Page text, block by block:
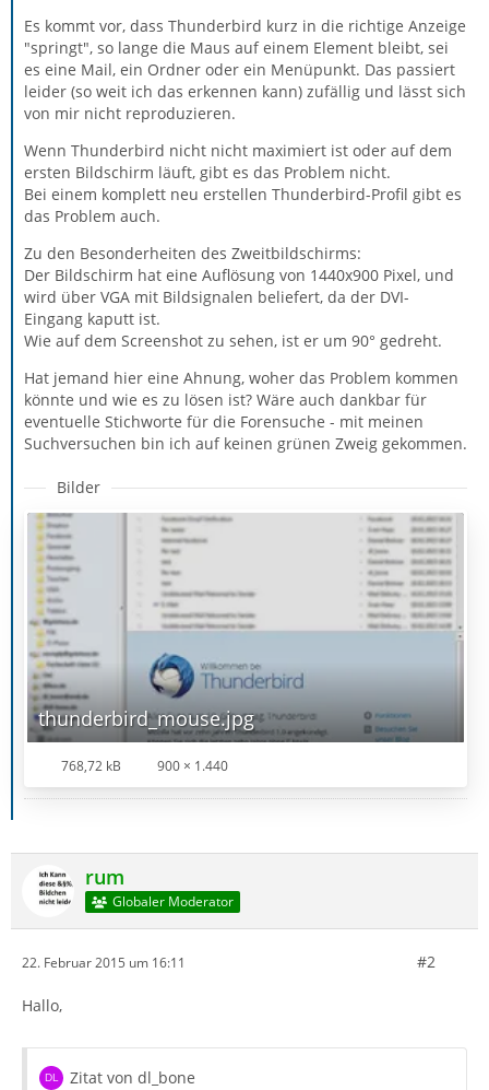
Es kommt vor, dass Thunderbird kurz in die richtige Anzeige
"springt", so lange die Maus auf einem Element bleibt, sei
es eine Mail, ein Ordner oder ein Menüpunkt. Das passiert
leider (so weit ich das erkennen kann) zufällig und lässt sich
von mir nicht reproduzieren.
Wenn Thunderbird nicht nicht maximiert ist oder auf dem
ersten Bildschirm läuft, gibt es das Problem nicht.
Bei einem komplett neu erstellen Thunderbird-Profil gibt es
das Problem auch.
Zu den Besonderheiten des Zweitbildschirms:
Der Bildschirm hat eine Auflösung von 1440x900 Pixel, und
wird über VGA mit Bildsignalen beliefert, da der DVI-
Eingang kaputt ist.
Wie auf dem Screenshot zu sehen, ist er um 90° gedreht.
Hat jemand hier eine Ahnung, woher das Problem kommen
könnte und wie es zu lösen ist? Wäre auch dankbar für
eventuelle Stichworte für die Forensuche - mit meinen
Suchversuchen bin ich auf keinen grünen Zweig gekommen.
Bilder
thunderbird_mouse.jpg
768,72 kB 900 × 1.440
rum
Globaler Moderator
22. Februar 2015 um 16:11 #2
Hallo,
Zitat von dl_bone